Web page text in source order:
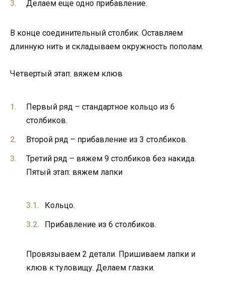
Делаем еще одно прибавление.
В конце соединительный столбик. Оставляем
длинную нить и складываем окружность пополам.
Четвертый этап: вяжем клюв
Первый ряд – стандартное кольцо из 6
столбиков.
Второй ряд – прибавление из 3 столбиков.
Третий ряд – вяжем 9 столбиков без накида.
Пятый этап: вяжем лапки
Кольцо.
Прибавление из 6 столбиков.
Провязываем 2 детали. Пришиваем лапки и
клюв к туловищу. Делаем глазки.